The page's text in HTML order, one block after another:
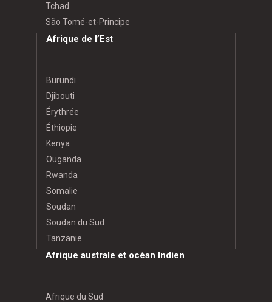
Tchad
São Tomé-et-Principe
Afrique de l’Est
Burundi
Djibouti
Érythrée
Éthiopie
Kenya
Ouganda
Rwanda
Somalie
Soudan
Soudan du Sud
Tanzanie
Afrique australe et océan Indien
Afrique du Sud